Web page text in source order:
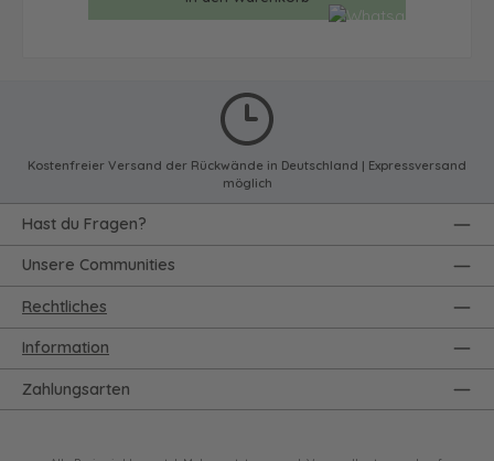
Kostenfreier Versand der Rückwände in Deutschland | Expressversand
möglich
Rechtliches
Information
Zahlungsarten
Hast du Fragen?
Unsere Communities